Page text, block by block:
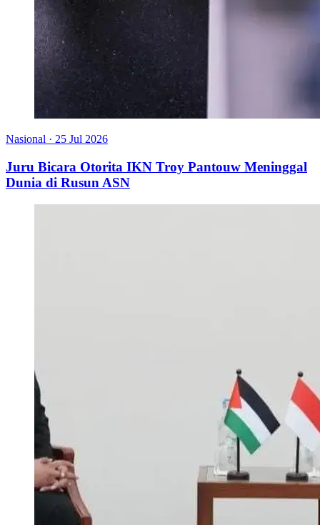
Nasional · 25 Jul 2026
Juru Bicara Otorita IKN Troy Pantouw Meninggal
Dunia di Rusun ASN